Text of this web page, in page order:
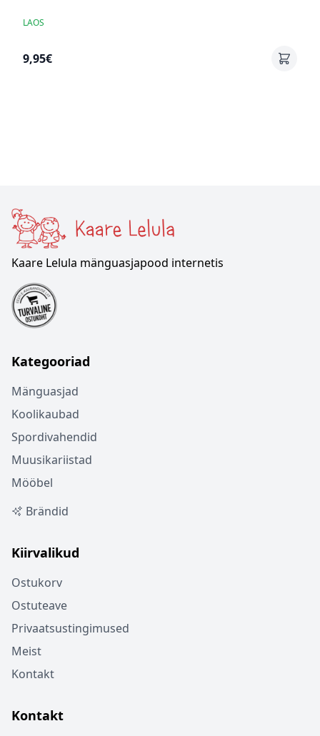
LAOS
9,95€
Kaare Lelula mänguasjapood internetis
Kategooriad
Mänguasjad
Koolikaubad
Spordivahendid
Muusikariistad
Mööbel
Brändid
Kiirvalikud
Ostukorv
Ostuteave
Privaatsustingimused
Meist
Kontakt
Kontakt